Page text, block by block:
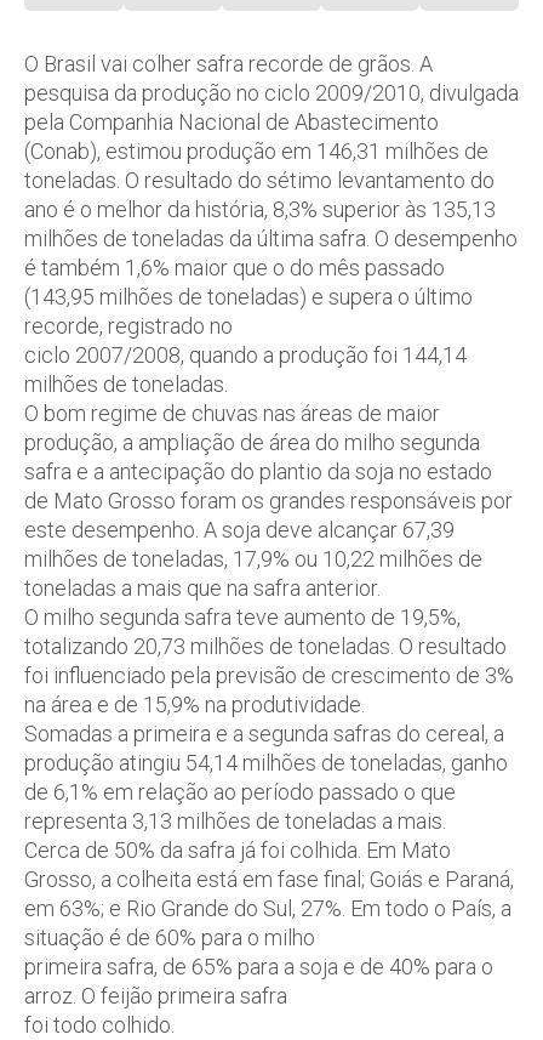
O Brasil vai colher safra recorde de grãos. A
pesquisa da produção no ciclo 2009/2010, divulgada
pela Companhia Nacional de Abastecimento
(Conab), estimou produção em 146,31 milhões de
toneladas. O resultado do sétimo levantamento do
ano é o melhor da história, 8,3% superior às 135,13
milhões de toneladas da última safra. O desempenho
é também 1,6% maior que o do mês passado
(143,95 milhões de toneladas) e supera o último
recorde, registrado no
ciclo 2007/2008, quando a produção foi 144,14
milhões de toneladas.
O bom regime de chuvas nas áreas de maior
produção, a ampliação de área do milho segunda
safra e a antecipação do plantio da soja no estado
de Mato Grosso foram os grandes responsáveis por
este desempenho. A soja deve alcançar 67,39
milhões de toneladas, 17,9% ou 10,22 milhões de
toneladas a mais que na safra anterior.
O milho segunda safra teve aumento de 19,5%,
totalizando 20,73 milhões de toneladas. O resultado
foi influenciado pela previsão de crescimento de 3%
na área e de 15,9% na produtividade.
Somadas a primeira e a segunda safras do cereal, a
produção atingiu 54,14 milhões de toneladas, ganho
de 6,1% em relação ao período passado o que
representa 3,13 milhões de toneladas a mais.
Cerca de 50% da safra já foi colhida. Em Mato
Grosso, a colheita está em fase final; Goiás e Paraná,
em 63%; e Rio Grande do Sul, 27%. Em todo o País, a
situação é de 60% para o milho
primeira safra, de 65% para a soja e de 40% para o
arroz. O feijão primeira safra
foi todo colhido.